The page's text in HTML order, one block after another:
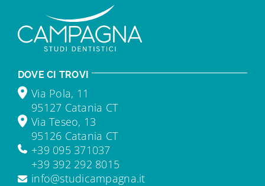
DOVE CI TROVI
Via Pola, 11
95127 Catania CT
Via Teseo, 13
95126 Catania CT
+39 095 371037
+39 392 292 8015
info@studicampagna.it